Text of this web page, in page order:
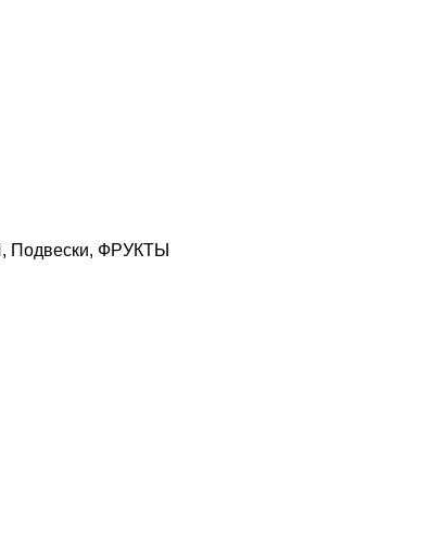
, Подвески, ФРУКТЫ